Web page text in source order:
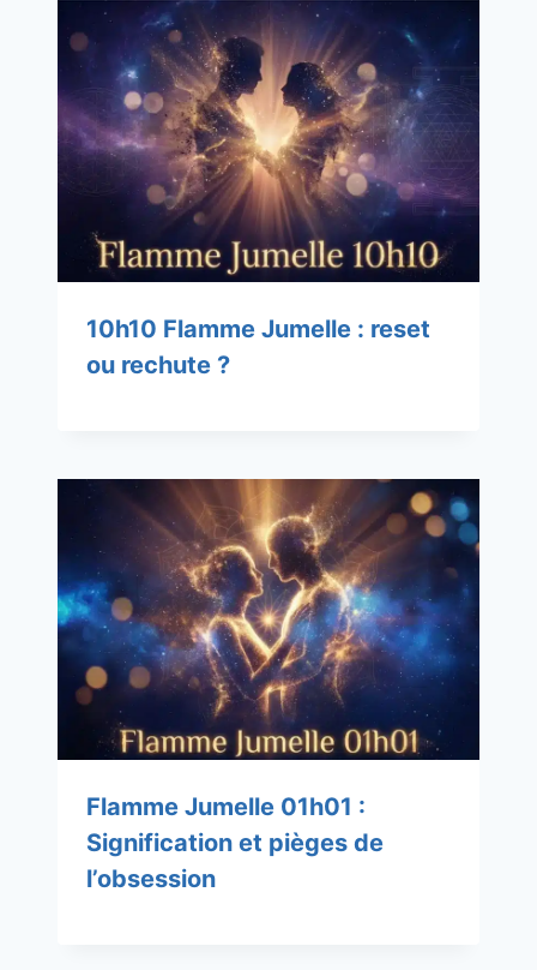
10h10 Flamme Jumelle : reset
ou rechute ?
Flamme Jumelle 01h01 :
Signification et pièges de
l’obsession